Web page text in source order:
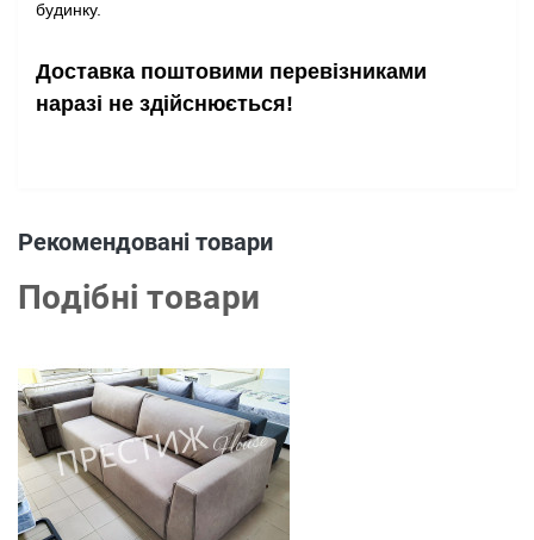
будинку.
Доставка поштовими перевізниками
наразі не здійснюється!
Рекомендовані товари
Подібні товари